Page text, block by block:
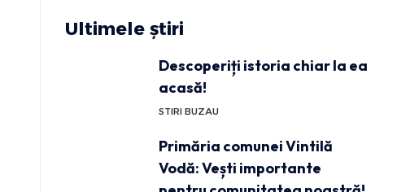
Ultimele știri
Descoperiți istoria chiar la ea
acasă!
STIRI BUZAU
Primăria comunei Vintilă
Vodă: Vești importante